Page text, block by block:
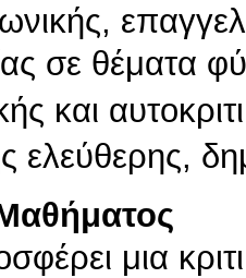
σε θέματα
και
ελεύθερης,
μια